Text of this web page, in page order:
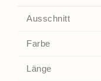
Ausschnitt
Farbe
Länge